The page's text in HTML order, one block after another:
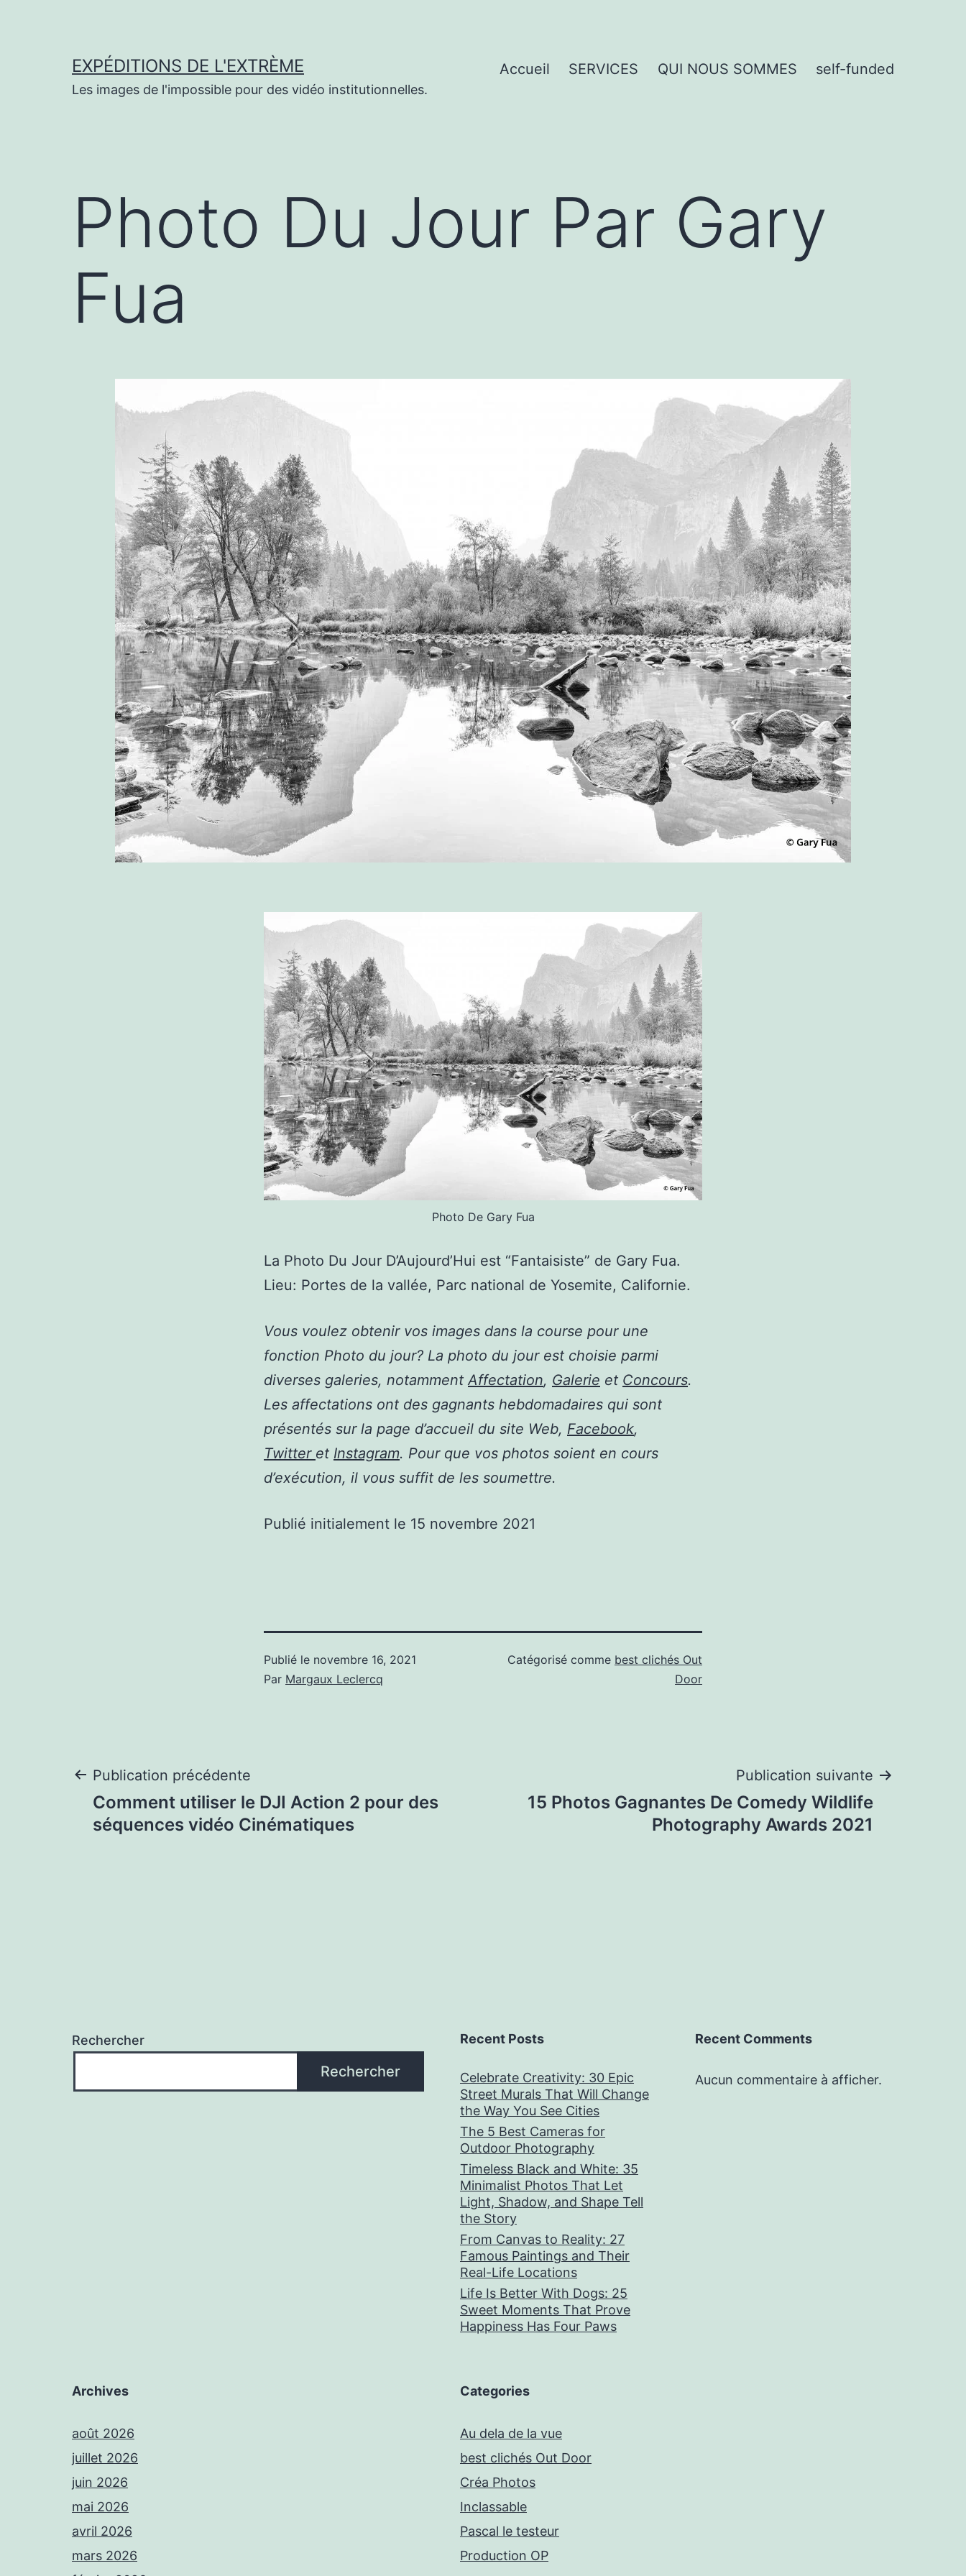
EXPÉDITIONS DE L'EXTRÈME
Les images de l'impossible pour des vidéo institutionnelles.
Accueil SERVICES QUI NOUS SOMMES self-funded
Photo Du Jour Par Gary
Fua
Photo De Gary Fua
La Photo Du Jour D’Aujourd’Hui est “Fantaisiste” de Gary Fua.
Lieu: Portes de la vallée, Parc national de Yosemite, Californie.
Vous voulez obtenir vos images dans la course pour une
fonction Photo du jour? La photo du jour est choisie parmi
diverses galeries, notammentAffectation, Galerie et Concours.
Les affectations ont des gagnants hebdomadaires qui sont
présentés sur la page d’accueil du site Web, Facebook,
Twitter et Instagram. Pour que vos photos soient en cours
d’exécution, il vous suffit de les soumettre.
Publié initialement le 15 novembre 2021
Publié le novembre 16, 2021
Par Margaux Leclercq
Catégorisé comme best clichés Out
Door
Navigation
de
Publication précédente
Comment utiliser le DJI Action 2 pour des
séquences vidéo Cinématiques
Publication suivante
15 Photos Gagnantes De Comedy Wildlife
Photography Awards 2021
Rechercher
Rechercher
Recent Posts
Celebrate Creativity: 30 Epic
Street Murals That Will Change
the Way You See Cities
The 5 Best Cameras for
Outdoor Photography
Timeless Black and White: 35
Minimalist Photos That Let
Light, Shadow, and Shape Tell
the Story
From Canvas to Reality: 27
Famous Paintings and Their
Real-Life Locations
Life Is Better With Dogs: 25
Sweet Moments That Prove
Happiness Has Four Paws
Recent Comments
Aucun commentaire à afficher.
Archives
août 2026
juillet 2026
juin 2026
mai 2026
avril 2026
mars 2026
Categories
Au dela de la vue
best clichés Out Door
Créa Photos
Inclassable
Pascal le testeur
Production OP